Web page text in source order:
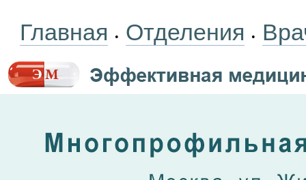
Главная • Отделения •